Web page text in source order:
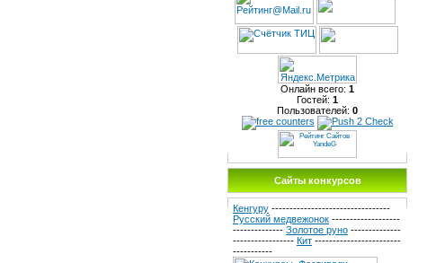
Онлайн всего: 1
Гостей: 1
Пользователей: 0
Сайты конкурсов
Кенгуру ---------------------------------
Русский медвежонок -------------------
-------------- Золотое руно --------------
----------------- Кит ------------------------
-----------